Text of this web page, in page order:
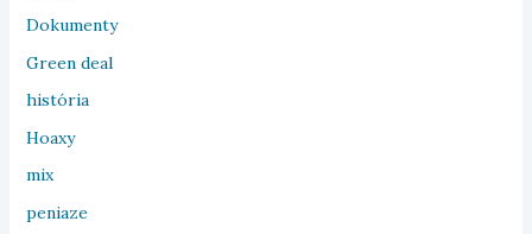
Dokumenty
Green deal
história
Hoaxy
mix
peniaze